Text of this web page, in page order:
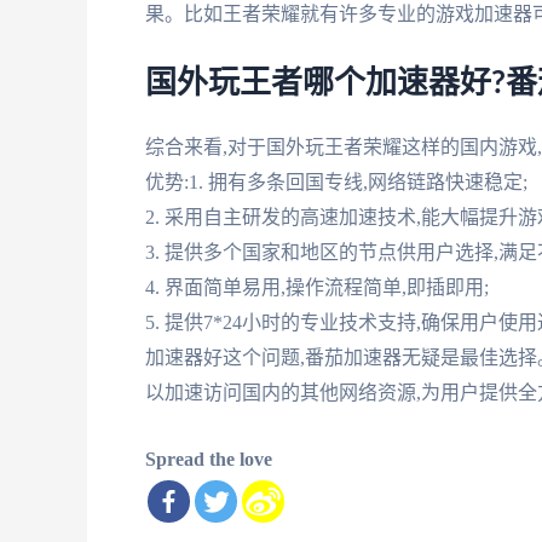
果。比如王者荣耀就有许多专业的游戏加速器
国外玩王者哪个加速器好?
综合来看,对于国外玩王者荣耀这样的国内游
优势:1. 拥有多条回国专线,网络链路快速稳定;
2. 采用自主研发的高速加速技术,能大幅提升
3. 提供多个国家和地区的节点供用户选择,满
4. 界面简单易用,操作流程简单,即插即用;
5. 提供7*24小时的专业技术支持,确保用户使
加速器好这个问题,番茄加速器无疑是最佳选
以加速访问国内的其他网络资源,为用户提供
Spread the love